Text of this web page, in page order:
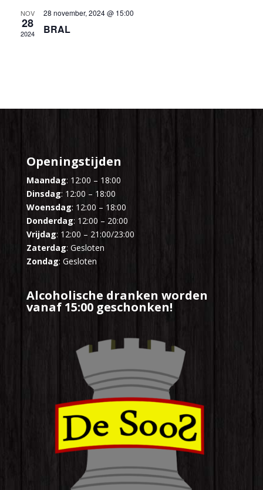
NOV
28
2024
28 november, 2024 @ 15:00
BRAL
Openingstijden
Maandag: 12:00 – 18:00
Dinsdag: 12:00 – 18:00
Woensdag: 12:00 – 18:00
Donderdag: 12:00 – 20:00
Vrijdag: 12:00 – 21:00/23:00
Zaterdag: Gesloten
Zondag: Gesloten
Alcoholische dranken worden
vanaf 15:00 geschonken!